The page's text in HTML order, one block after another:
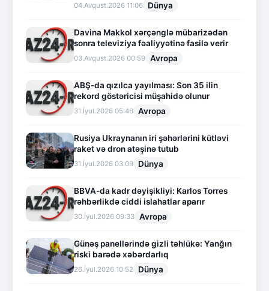
04.Avqust.2026 11:06 Dünya
Davina Makkol xərçənglə mübarizədən
sonra televiziya fəaliyyətinə fasilə verir
03.Avqust.2026 00:59 Avropa
ABŞ-da qızılca yayılması: Son 35 ilin
rekord göstəricisi müşahidə olunur
31.İyul.2026 05:46 Avropa
Rusiya Ukraynanın iri şəhərlərini kütləvi
raket və dron atəşinə tutub
31.İyul.2026 03:09 Dünya
BBVA-da kadr dəyişikliyi: Karlos Torres
rəhbərlikdə ciddi islahatlar aparır
30.İyul.2026 09:33 Avropa
Günəş panellərində gizli təhlükə: Yanğın
riski barədə xəbərdarlıq
26.İyul.2026 10:52 Dünya